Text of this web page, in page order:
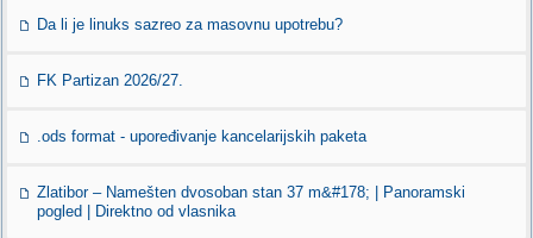
Da li je linuks sazreo za masovnu upotrebu?
FK Partizan 2026/27.
.ods format - upoređivanje kancelarijskih paketa
Zlatibor – Namešten dvosoban stan 37 m&#178; | Panoramski
pogled | Direktno od vlasnika